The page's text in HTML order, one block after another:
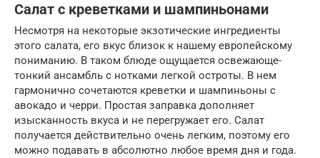
Салат с креветками и шампиньонами
Несмотря на некоторые экзотические ингредиенты
этого салата, его вкус близок к нашему европейскому
пониманию. В таком блюде ощущается освежающе-
тонкий ансамбль с нотками легкой остроты. В нем
гармонично сочетаются креветки и шампиньоны с
авокадо и черри. Простая заправка дополняет
изысканность вкуса и не перегружает его. Салат
получается действительно очень легким, поэтому его
можно подавать в абсолютно любое время дня и года.